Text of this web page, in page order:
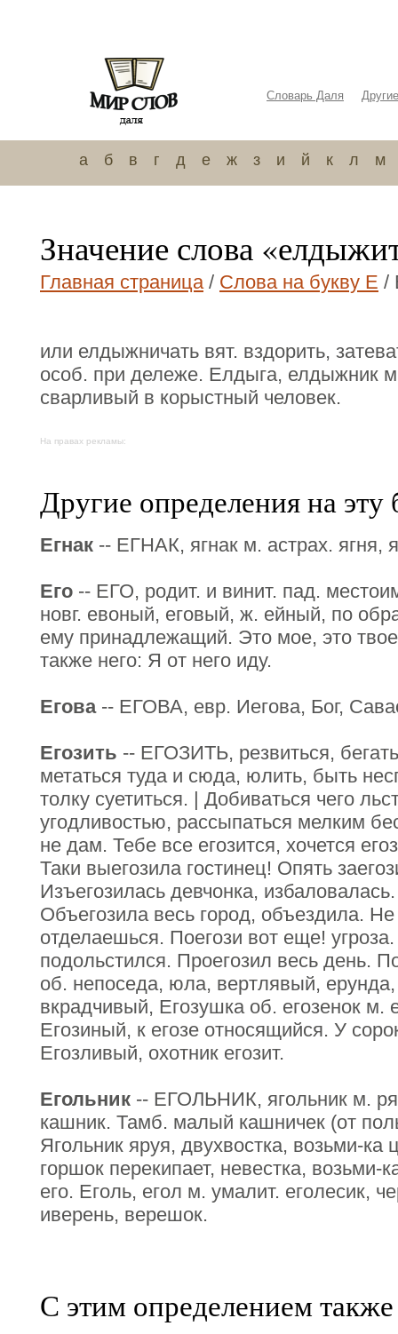
Словарь Даля
а б в г д е ж з и й к л м
Значение слова
Главная страница/ Слова на букву Е /
или елдыжничать вят. вздорить,
особ. при дележе. Елдыга, елдыжник
сварливый в корыстный человек.
На правах рекламы:
Другие определения на эту
Егнак -- ЕГНАК, ягнак м. астрах. ягня,
Его -- ЕГО, родит. и винит. пад.
новг. евоный, еговый, ж. ейный, по
ему принадлежащий. Это мое, это
также него: Я от него иду.
Егова-- ЕГОВА, евр. Иегова, Бог,
Егозить -- ЕГОЗИТЬ, резвиться,
метаться туда и сюда, юлить, быть
толку суетиться. | Добиваться чего
угодливостью, рассыпаться мелким
не дам. Тебе все егозится, хочется
Таки выегозила гостинец! Опять
Изъегозилась девчонка,
Объегозила весь город, объездила.
отделаешься. Поегози вот еще!
подольстился. Проегозил весь день.
об. непоседа, юла, вертлявый,
вкрадчивый, Егозушка об. егозенок м.
Егозиный, к егозе относящийся. У
Егозливый, охотник егозит.
Егольник -- ЕГОЛЬНИК, ягольник м.
кашник. Тамб. малый кашничек (от
Ягольник яруя, двухвостка, возьми-ка
горшок перекипает, невестка, возьми-
его. Еголь, егол м. умалит. еголесик,
иверень, верешок.
С этим определением